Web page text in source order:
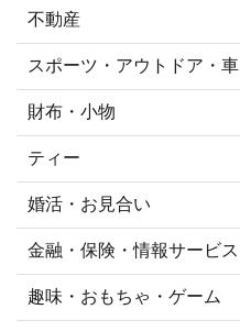
不動産
スポーツ・アウトドア・車
財布・小物
ティー
婚活・お見合い
金融・保険・情報サービス
趣味・おもちゃ・ゲーム